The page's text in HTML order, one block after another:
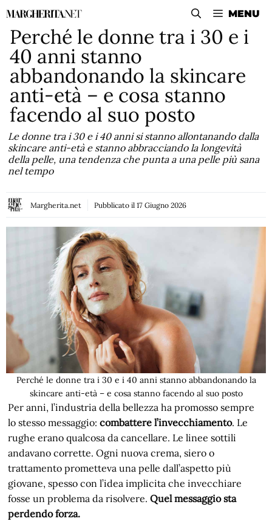
Vai
contenuto
MENU
Perché le donne tra i 30 e i
40 anni stanno
abbandonando la skincare
anti-età – e cosa stanno
facendo al suo posto
Le donne tra i 30 e i 40 anni si stanno allontanando dalla
skincare anti-età e stanno abbracciando la longevità
della pelle, una tendenza che punta a una pelle più sana
nel tempo
Margherita.net Pubblicato il 17 Giugno 2026
Perché le donne tra i 30 e i 40 anni stanno abbandonando la
skincare anti-età – e cosa stanno facendo al suo posto
Per anni, l’industria della bellezza ha promosso sempre
lo stesso messaggio:combattere l’invecchiamento. Le
rughe erano qualcosa da cancellare. Le linee sottili
andavano corrette. Ogni nuova crema, siero o
trattamento prometteva una pelle dall’aspetto più
giovane, spesso con l’idea implicita che invecchiare
fosse un problema da risolvere.Quel messaggio sta
perdendo forza.